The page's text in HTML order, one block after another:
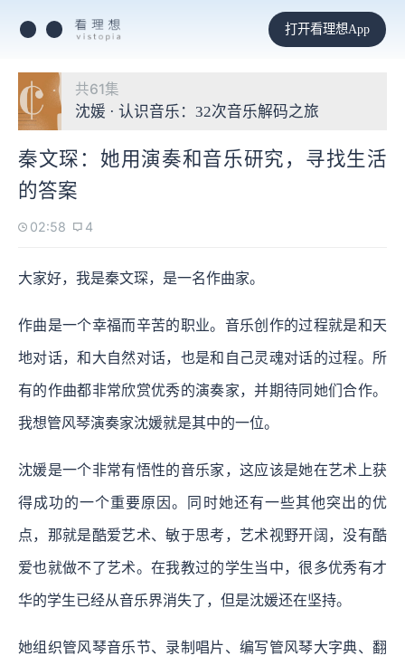
打开看理想App
共61集
沈媛 · 认识音乐：32次音乐解码之旅
秦文琛：她用演奏和音乐研究，寻找生活
的答案
02:58 4
大家好，我是秦文琛，是一名作曲家。
作曲是一个幸福而辛苦的职业。音乐创作的过程就是和天
地对话，和大自然对话，也是和自己灵魂对话的过程。所
有的作曲都非常欣赏优秀的演奏家，并期待同她们合作。
我想管风琴演奏家沈媛就是其中的一位。
沈媛是一个非常有悟性的音乐家，这应该是她在艺术上获
得成功的一个重要原因。同时她还有一些其他突出的优
点，那就是酷爱艺术、敏于思考，艺术视野开阔，没有酷
爱也就做不了艺术。在我教过的学生当中，很多优秀有才
华的学生已经从音乐界消失了，但是沈媛还在坚持。
她组织管风琴音乐节、录制唱片、编写管风琴大字典、翻